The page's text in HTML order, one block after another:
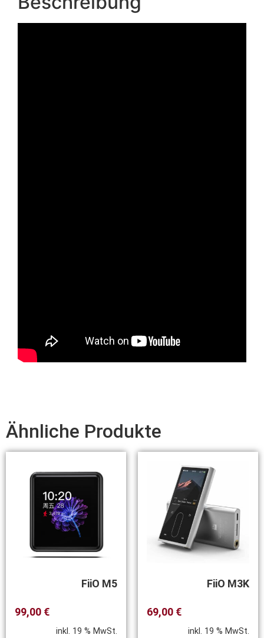
Ähnliche Produkte
FiiO M5
99,00 €
inkl. 19 % MwSt.
FiiO M3K
69,00 €
inkl. 19 % MwSt.